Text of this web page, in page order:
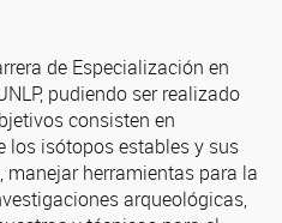
de Especialización en
pudiendo ser realizado
consisten en
los isótopos estables y sus
herramientas para la
arqueológicas,